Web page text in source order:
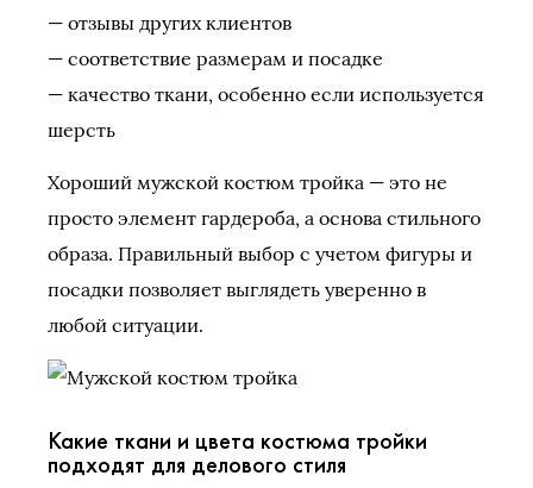
— отзывы других клиентов
— соответствие размерам и посадке
— качество ткани, особенно если используется
шерсть
Хороший мужской костюм тройка — это не
просто элемент гардероба, а основа стильного
образа. Правильный выбор с учетом фигуры и
посадки позволяет выглядеть уверенно в
любой ситуации.
Какие ткани и цвета костюма тройки
подходят для делового стиля